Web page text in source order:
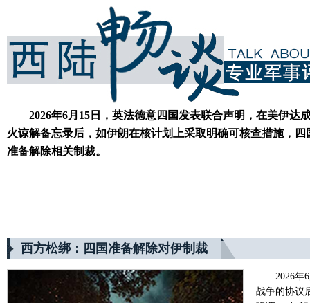
2026年6月15日，英法德意四国发表联合声明，在美伊达
火谅解备忘录后，如伊朗在核计划上采取明确可核查措施，四
准备解除相关制裁。
西方松绑：四国准备解除对伊制裁
2026年
战争的协议